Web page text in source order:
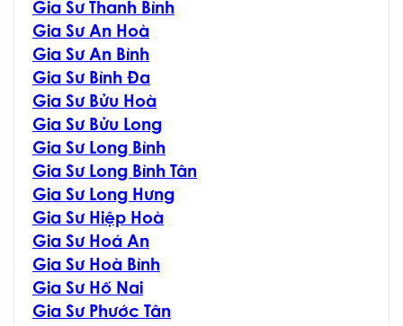
Gia Sư Thanh Bình
Gia Sư An Hoà
Gia Sư An Bình
Gia Sư Bình Đa
Gia Sư Bửu Hoà
Gia Sư Bửu Long
Gia Sư Long Bình
Gia Sư Long Bình Tân
Gia Sư Long Hưng
Gia Sư Hiệp Hoà
Gia Sư Hoá An
Gia Sư Hoà Bình
Gia Sư Hố Nai
Gia Sư Phước Tân